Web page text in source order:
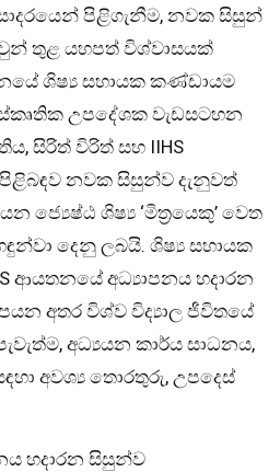
පිළිගැනීම, නවක සිසුන්
තුළ යහපත් විශ්වාසයක්
ශිෂ්‍ය සහායක කණ්ඩායම
උපදේශක වැඩසටහන
සිරිත් විරිත් සහ IIHS
නවක සිසුන්ව දැනුවත්
ජ්‍යෙෂ්ඨ ශිෂ්‍ය ‘මිත්‍රයෙකු’ වෙත
දෙනු ලබයි. ශිෂ්‍ය සහායක
ආයතනයේ අධ්‍යාපනය හදාරන
අතර විශ්ව විද්‍යාල ජීවිතයේ
අධ්‍යයන කාර්ය සාධනය,
අවශ්‍ය තොරතුරු, උපදෙස්
හදාරන සිසුන්ව